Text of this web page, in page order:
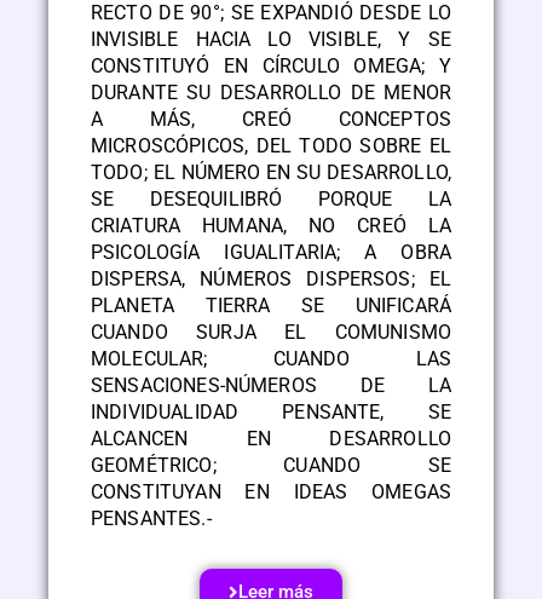
RECTO DE 90°; SE EXPANDIÓ DESDE LO
INVISIBLE HACIA LO VISIBLE, Y SE
CONSTITUYÓ EN CÍRCULO OMEGA; Y
DURANTE SU DESARROLLO DE MENOR
A MÁS, CREÓ CONCEPTOS
MICROSCÓPICOS, DEL TODO SOBRE EL
TODO; EL NÚMERO EN SU DESARROLLO,
SE DESEQUILIBRÓ PORQUE LA
CRIATURA HUMANA, NO CREÓ LA
PSICOLOGÍA IGUALITARIA; A OBRA
DISPERSA, NÚMEROS DISPERSOS; EL
PLANETA TIERRA SE UNIFICARÁ
CUANDO SURJA EL COMUNISMO
MOLECULAR; CUANDO LAS
SENSACIONES-NÚMEROS DE LA
INDIVIDUALIDAD PENSANTE, SE
ALCANCEN EN DESARROLLO
GEOMÉTRICO; CUANDO SE
CONSTITUYAN EN IDEAS OMEGAS
PENSANTES.-
Leer más